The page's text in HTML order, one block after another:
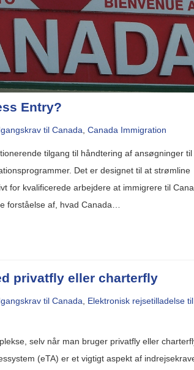
Entry?
til Canada Canada Immigration
tilgang til håndtering af ansøgninger
Det er designet til at strømline
for kvalificerede arbejdere at immigrere til
forståelse af, hvad Canada…
privatfly eller charterfly
til Canada
Elektronisk rejsetilladelse til
selv når man bruger privatfly eller
(eTA) er et vigtigt aspekt af